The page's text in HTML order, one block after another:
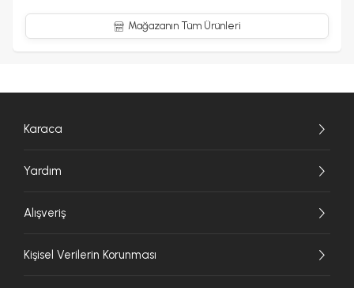
Mağazanın Tüm Ürünleri
Karaca
Yardım
Alışveriş
Kişisel Verilerin Korunması